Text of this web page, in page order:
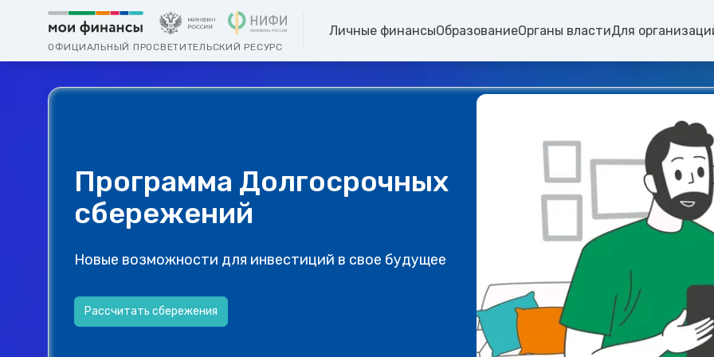
ОФИЦИАЛЬНЫЙ ПРОСВЕТИТЕЛЬСКИЙ РЕСУРС
Личные финансыОбразованиеОрганы властиДля
Программа Долгосрочных
сбережений
Новые возможности для инвестиций в свое будущее
Рассчитать сбережения